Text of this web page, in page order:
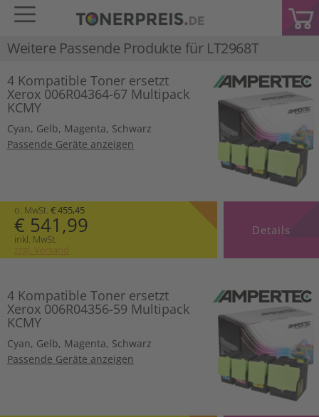
Weitere Passende Produkte für LT2968T
4 Kompatible Toner ersetzt
Xerox 006R04364-67 Multipack
KCMY
Cyan, Gelb, Magenta, Schwarz
Passende Geräte anzeigen
o. MwSt. € 455,45
€ 541,99
inkl. MwSt.
zzgl. Versand
Details
4 Kompatible Toner ersetzt
Xerox 006R04356-59 Multipack
KCMY
Cyan, Gelb, Magenta, Schwarz
Passende Geräte anzeigen